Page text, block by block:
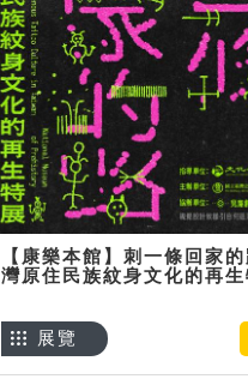
【康樂本館】刺一條回家
灣原住民族紋身文化的再生
展覽